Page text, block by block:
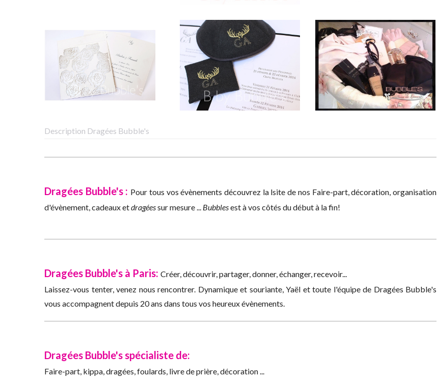
Description Dragées Bubble's
Dragées Bubble's : Pour tous vos évènements découvrez la lsite de nos Faire-part, décoration, organisation
d'évènement, cadeaux etdragéessur mesure ... Bubblesest à vos côtés du début à la fin!
Dragées Bubble's à Paris: Créer, découvrir, partager, donner, échanger, recevoir...
Laissez-vous tenter, venez nous rencontrer. Dynamique et souriante, Yaël et toute l'équipe de Dragées Bubble's
vous accompagnent depuis 20 ans dans tous vos heureux évènements.
Dragées Bubble's spécialiste de:
Faire-part, kippa, dragées, foulards, livre de prière, décoration ...